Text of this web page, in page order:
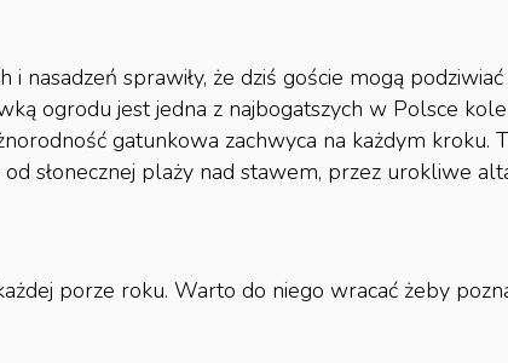
i nasadzeń sprawiły, że dziś goście mogą
ogrodu jest jedna z najbogatszych w Polsce
gatunkowa zachwyca na każdym kroku.
słonecznej plaży nad stawem, przez urokliwe
porze roku. Warto do niego wracać żeby